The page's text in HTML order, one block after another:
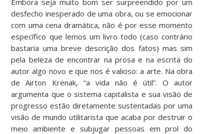
desfecho inesperado de uma obra, ou se emocionar
com uma cena dramática, não é por esse momento
específico que lemos um livro todo (caso contrário
bastaria uma breve descrição dos fatos) mas sim
pela beleza de encontrar na prosa e na escrita do
autor algo novo e que nos é valioso: a arte. Na obra
de Airton Krenak, “a vida não é útil”. O autor
argumenta que o sistema capitalista e sua visão de
progresso estão diretamente sustentadas por uma
visão de mundo utilitarista que acaba por destruir o
meio ambiente e subjugar pessoas em prol do